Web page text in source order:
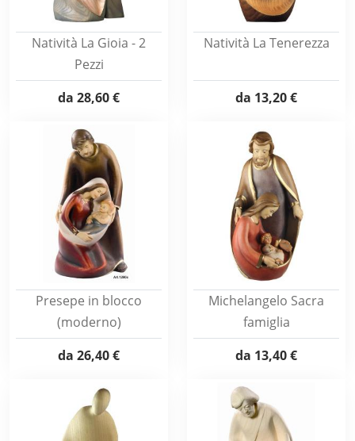
Natività La Gioia - 2
Pezzi
da 28,60 €
Natività La Tenerezza
da 13,20 €
Presepe in blocco
(moderno)
da 26,40 €
Michelangelo Sacra
famiglia
da 13,40 €